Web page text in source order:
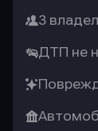
3
ДТП не